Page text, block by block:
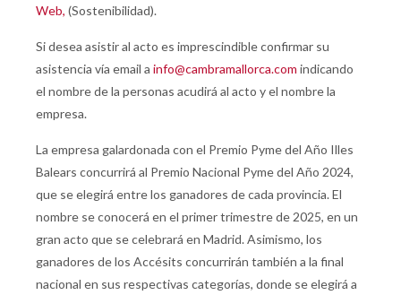
Web, (Sostenibilidad).
Si desea asistir al acto es imprescindible confirmar su
asistencia vía email a info@cambramallorca.com indicando
el nombre de la personas acudirá al acto y el nombre la
empresa.
La empresa galardonada con el Premio Pyme del Año Illes
Balears concurrirá al Premio Nacional Pyme del Año 2024,
que se elegirá entre los ganadores de cada provincia. El
nombre se conocerá en el primer trimestre de 2025, en un
gran acto que se celebrará en Madrid. Asimismo, los
ganadores de los Accésits concurrirán también a la final
nacional en sus respectivas categorías, donde se elegirá a